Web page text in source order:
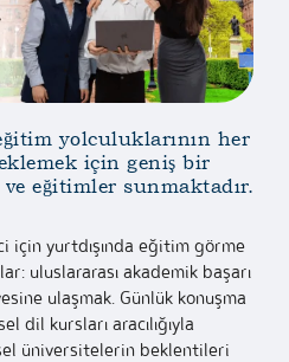
yolculuklarının her
için geniş bir
eğitimler sunmaktadır.
için yurtdışında eğitim görme
uluslararası akademik başarı
ulaşmak. Günlük konuşma
dil kursları aracılığıyla
üniversitelerin beklentileri